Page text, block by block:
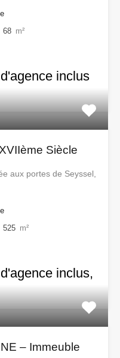
68 m²
inclus
Siècle
aux portes de Seyssel,
525 m²
inclus,
– Immeuble